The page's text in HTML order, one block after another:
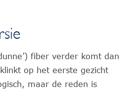
fiber verder komt dan
klinkt op het eerste gezicht
maar de reden is